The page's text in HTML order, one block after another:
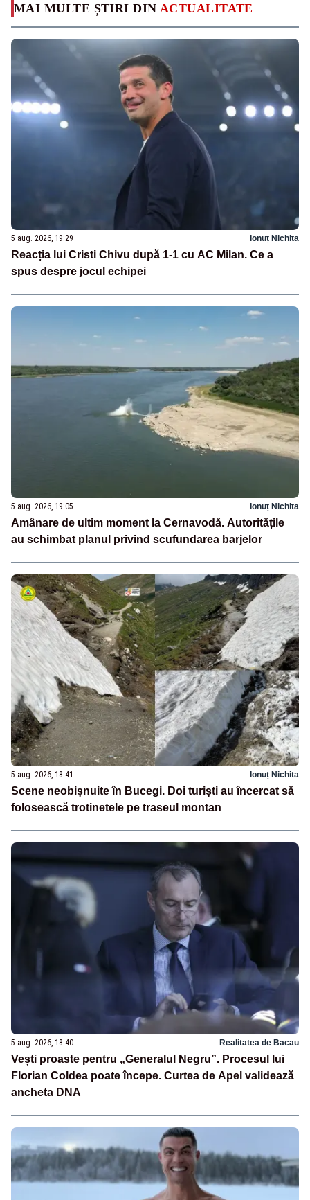
MAI MULTE ȘTIRI DIN ACTUALITATE
5 aug. 2026, 19:29 Ionuț Nichita
Reacția lui Cristi Chivu după 1-1 cu AC Milan. Ce a
spus despre jocul echipei
5 aug. 2026, 19:05 Ionuț Nichita
Amânare de ultim moment la Cernavodă. Autoritățile
au schimbat planul privind scufundarea barjelor
5 aug. 2026, 18:41 Ionuț Nichita
Scene neobișnuite în Bucegi. Doi turiști au încercat să
folosească trotinetele pe traseul montan
5 aug. 2026, 18:40 Realitatea de Bacau
Vești proaste pentru „Generalul Negru”. Procesul lui
Florian Coldea poate începe. Curtea de Apel validează
ancheta DNA